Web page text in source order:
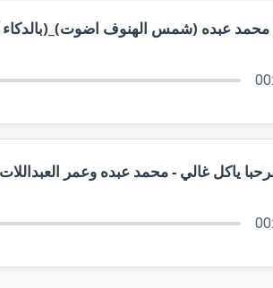
عبده (شمس الهنوف اضوت)_(بالدكاء